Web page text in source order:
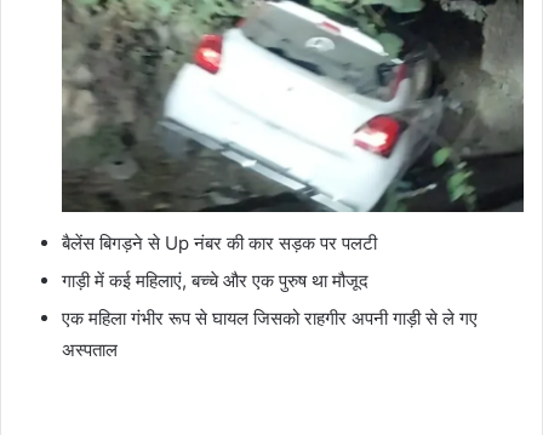
बैलेंस बिगड़ने से Up नंबर की कार सड़क पर पलटी
गाड़ी में कई महिलाएं, बच्चे और एक पुरुष था मौजूद
एक महिला गंभीर रूप से घायल जिसको राहगीर अपनी गाड़ी से ले गए
अस्पताल